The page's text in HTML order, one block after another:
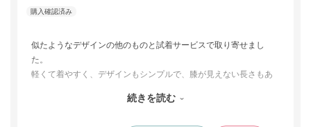
似たようなデザインの他のものと試着サービスで取り寄せまし
た。
軽くて着やすく、デザインもシンプルで、膝が見えない長さもあ
自分の体へのフィット感というか、着たときの心地よさとして、
続きを読む